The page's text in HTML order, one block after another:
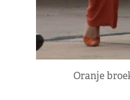
Oranje